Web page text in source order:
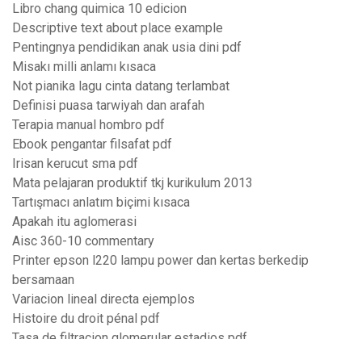
Libro chang quimica 10 edicion
Descriptive text about place example
Pentingnya pendidikan anak usia dini pdf
Misakı milli anlamı kısaca
Not pianika lagu cinta datang terlambat
Definisi puasa tarwiyah dan arafah
Terapia manual hombro pdf
Ebook pengantar filsafat pdf
Irisan kerucut sma pdf
Mata pelajaran produktif tkj kurikulum 2013
Tartışmacı anlatım biçimi kısaca
Apakah itu aglomerasi
Aisc 360-10 commentary
Printer epson l220 lampu power dan kertas berkedip
bersamaan
Variacion lineal directa ejemplos
Histoire du droit pénal pdf